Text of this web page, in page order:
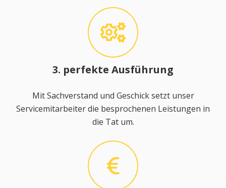
3. perfekte Ausführung
Mit Sachverstand und Geschick setzt unser
Servicemitarbeiter die besprochenen Leistungen in
die Tat um.